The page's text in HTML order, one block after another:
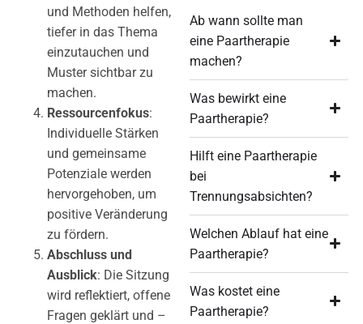
und Methoden helfen,
tiefer in das Thema
einzutauchen und
Muster sichtbar zu
machen.
Ressourcenfokus:
Individuelle Stärken
und gemeinsame
Potenziale werden
hervorgehoben, um
positive Veränderung
zu fördern.
Abschluss und
Ausblick: Die Sitzung
wird reflektiert, offene
Fragen geklärt und –
Ab wann sollte man
eine Paartherapie
machen?
Was bewirkt eine
Paartherapie?
Hilft eine Paartherapie
bei
Trennungsabsichten?
Welchen Ablauf hat eine
Paartherapie?
Was kostet eine
Paartherapie?